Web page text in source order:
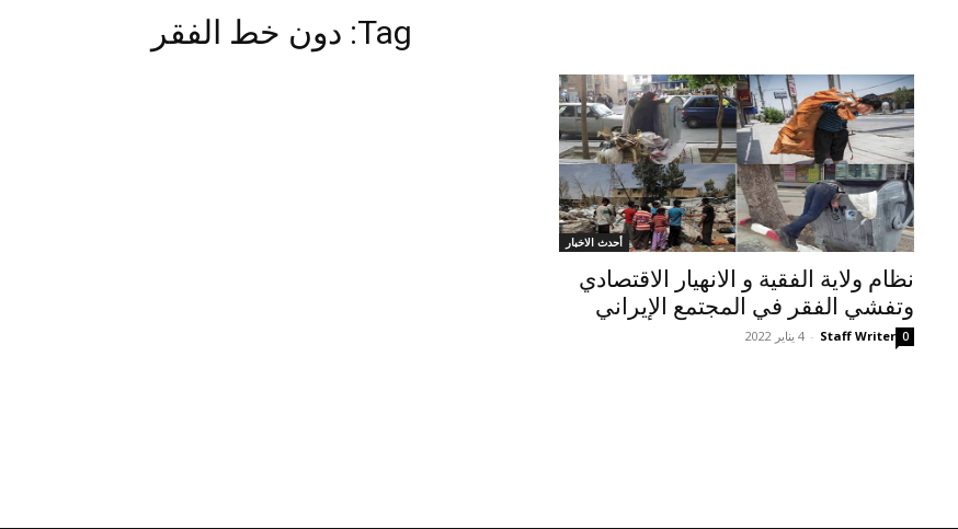
Tag: دون خط الفقر
أحدث الاخبار
نظام ولایة الفقیة و الانهيار الاقتصادي
وتفشي الفقر في المجتمع الإيراني
Staff Writer
- 4 يناير 2022 0